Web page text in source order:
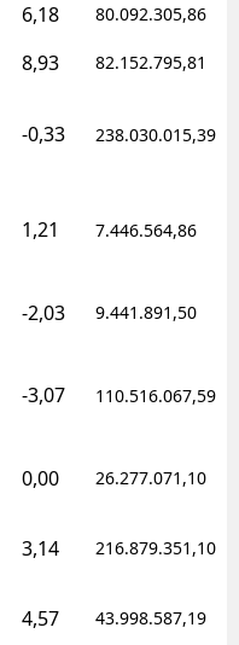
6,18 80.092.305,86
8,93 82.152.795,81
-0,33 238.030.015,39
1,21 7.446.564,86
-2,03 9.441.891,50
-3,07 110.516.067,59
0,00 26.277.071,10
3,14 216.879.351,10
4,57 43.998.587,19